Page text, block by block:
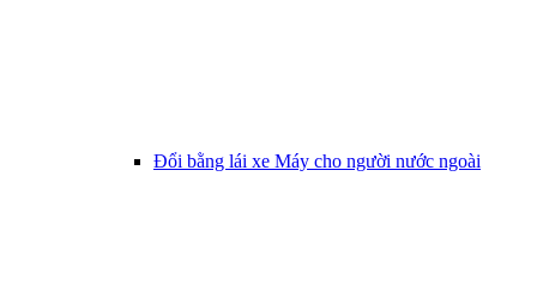
Đổi bằng lái xe Máy cho người nước ngoài